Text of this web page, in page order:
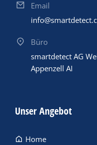
Email
Büro
smartdetect AG
Appenzell AI
Unser Angebot
Home